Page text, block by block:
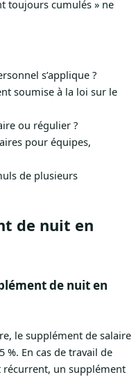
toujours cumulés » ne
s’applique ?
soumise à la loi sur le
ou régulier ?
pour équipes,
de plusieurs
de nuit en
de nuit en
le supplément de salaire
%. En cas de travail de
un supplément